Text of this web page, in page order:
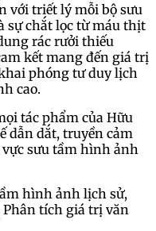
với triết lý mỗi bộ sưu
sự chắt lọc từ máu thịt
rác rưởi thiếu
kết mang đến giá trị
phóng tư duy lịch
cao.
tác phẩm của Hữu
dẫn dắt, truyền cảm
sưu tầm hình ảnh
hình ảnh lịch sử,
tích giá trị văn